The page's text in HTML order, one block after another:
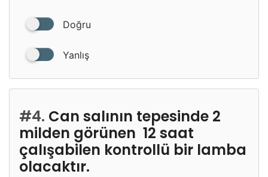
Doğru
Yanlış
#4. Can salının tepesinde 2
milden görünen 12 saat
çalışabilen kontrollü bir lamba
olacaktır.